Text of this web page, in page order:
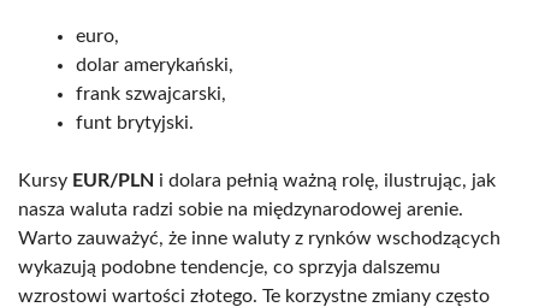
euro,
dolar amerykański,
frank szwajcarski,
funt brytyjski.
Kursy EUR/PLN i dolara pełnią ważną rolę, ilustrując, jak
nasza waluta radzi sobie na międzynarodowej arenie.
Warto zauważyć, że inne waluty z rynków wschodzących
wykazują podobne tendencje, co sprzyja dalszemu
wzrostowi wartości złotego. Te korzystne zmiany często